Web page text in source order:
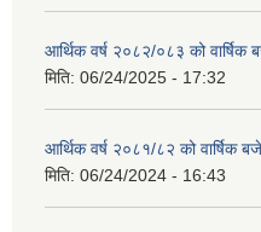
आर्थिक वर्ष २०८२/०८३ को वार्षिक
मिति: 06/24/2025 - 17:32
आर्थिक वर्ष २०८१/८२ को वार्षिक
मिति: 06/24/2024 - 16:43